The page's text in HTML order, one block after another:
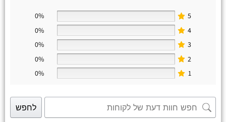
5
0%
4
0%
3
0%
2
0%
1
0%
לחפש